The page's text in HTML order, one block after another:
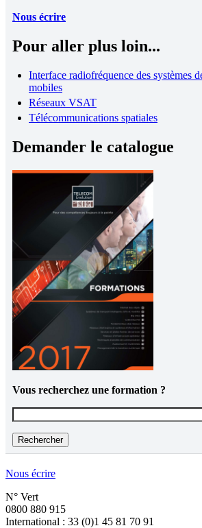
Nous écrire
Pour aller plus loin...
Interface radiofréquence des systèmes
mobiles
Réseaux VSAT
Télécommunications spatiales
Demander le catalogue
Vous recherchez une formation ?
Nous écrire
N° Vert
0800 880 915
International : 33 (0)1 45 81 70 91